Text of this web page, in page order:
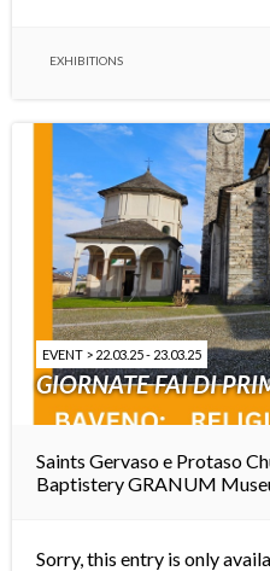
EXHIBITIONS
EVENT > 22.03.25 - 23.03.25
GIORNATE FAI DI
Saints Gervaso e Protaso
BaptisteryGRANUM
Sorry, this entry is only